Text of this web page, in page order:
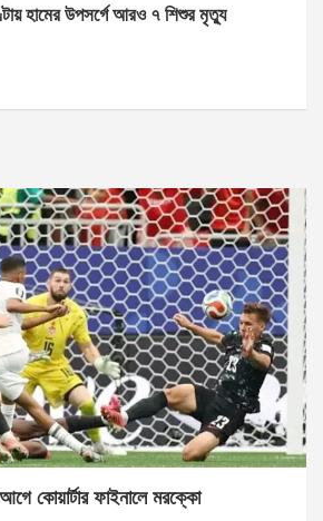
হামের উপসর্গে আরও ৭ শিশুর মৃত্যু
আগে কোয়ার্টার ফাইনালে মরক্কো